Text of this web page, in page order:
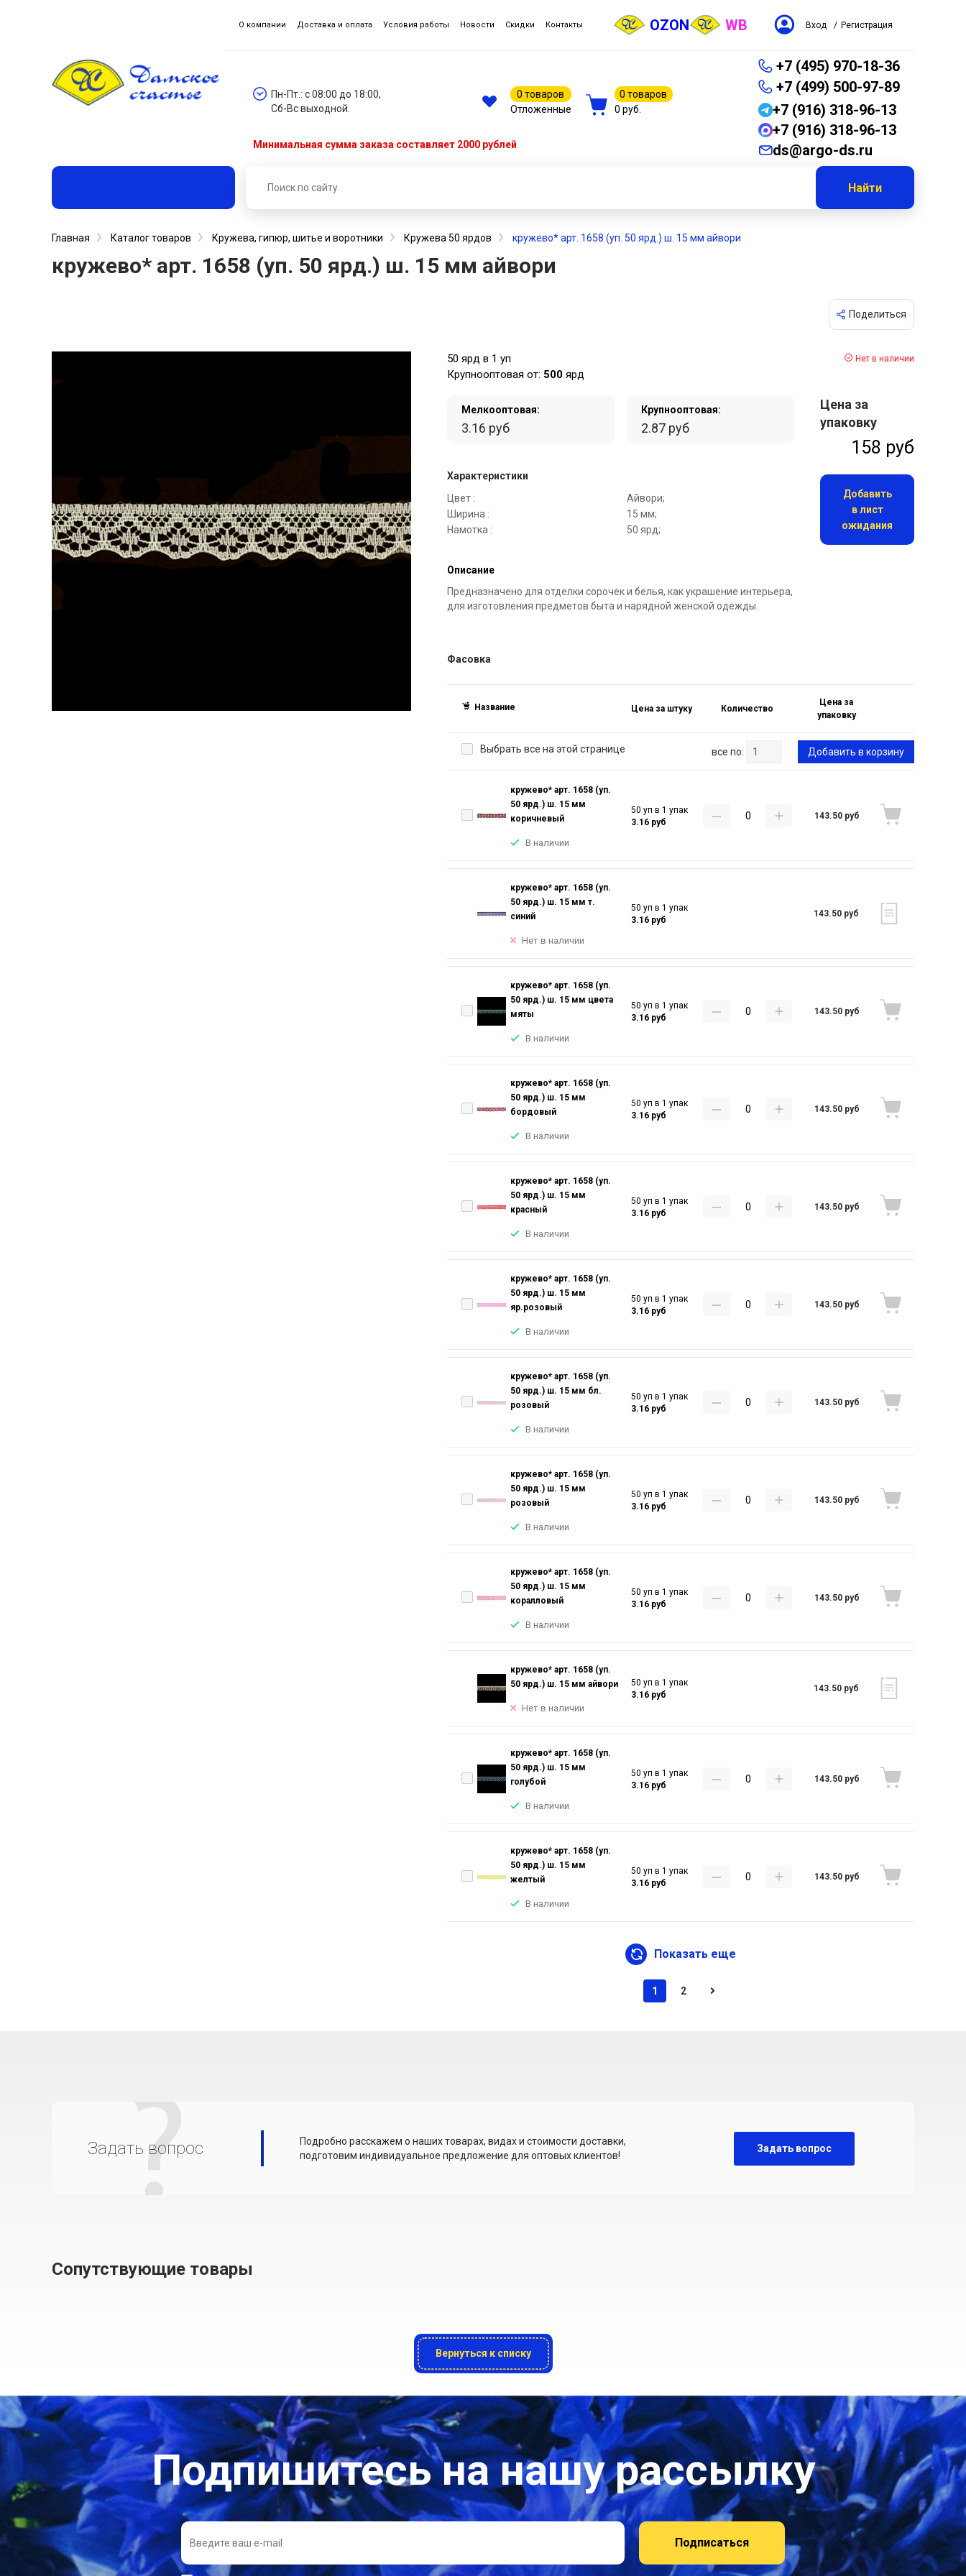
О компании Доставка и оплата Условия работы Новости Скидки Контакты OZON WB Вход / Регистрация
Пн-Пт.: с 08:00 до 18:00,
Сб-Вс выходной.
0 товаров
Отложенные
0 товаров
0 руб.
+7 (495) 970-18-36
+7 (499) 500-97-89
+7 (916) 318-96-13
+7 (916) 318-96-13
ds@argo-ds.ru
Минимальная сумма заказа составляет 2000 рублей
Найти
Главная Каталог товаров Кружева, гипюр, шитье и воротники Кружева 50 ярдов кружево* арт. 1658 (уп. 50 ярд.) ш. 15 мм айвори
кружево* арт. 1658 (уп. 50 ярд.) ш. 15 мм айвори
Поделиться
50 ярд в 1 уп
Крупнооптовая от: 500 ярд
Нет в наличии
Мелкооптовая:
3.16 руб
Крупнооптовая:
2.87 руб
Характеристики
Цвет :
Айвори;
Ширина :
15 мм;
Намотка :
50 ярд;
Описание
Предназначено для отделки сорочек и белья, как украшение интерьера,
для изготовления предметов быта и нарядной женской одежды.
Цена за
упаковку
158 руб
Добавить
в лист
ожидания
Фасовка
Название Цена за штуку Количество
Цена за
упаковку
Выбрать все на этой странице все по: Добавить в корзину
кружево* арт. 1658 (уп.
50 ярд.) ш. 15 мм
коричневый
В наличии
50 уп в 1 упак
3.16 руб
143.50 руб
кружево* арт. 1658 (уп.
50 ярд.) ш. 15 мм т.
синий
Нет в наличии
50 уп в 1 упак
3.16 руб
143.50 руб
кружево* арт. 1658 (уп.
50 ярд.) ш. 15 мм цвета
мяты
В наличии
50 уп в 1 упак
3.16 руб
143.50 руб
кружево* арт. 1658 (уп.
50 ярд.) ш. 15 мм
бордовый
В наличии
50 уп в 1 упак
3.16 руб
143.50 руб
кружево* арт. 1658 (уп.
50 ярд.) ш. 15 мм
красный
В наличии
50 уп в 1 упак
3.16 руб
143.50 руб
кружево* арт. 1658 (уп.
50 ярд.) ш. 15 мм
яр.розовый
В наличии
50 уп в 1 упак
3.16 руб
143.50 руб
кружево* арт. 1658 (уп.
50 ярд.) ш. 15 мм бл.
розовый
В наличии
50 уп в 1 упак
3.16 руб
143.50 руб
кружево* арт. 1658 (уп.
50 ярд.) ш. 15 мм
розовый
В наличии
50 уп в 1 упак
3.16 руб
143.50 руб
кружево* арт. 1658 (уп.
50 ярд.) ш. 15 мм
коралловый
В наличии
50 уп в 1 упак
3.16 руб
143.50 руб
кружево* арт. 1658 (уп.
50 ярд.) ш. 15 мм айвори
Нет в наличии
50 уп в 1 упак
3.16 руб
143.50 руб
кружево* арт. 1658 (уп.
50 ярд.) ш. 15 мм
голубой
В наличии
50 уп в 1 упак
3.16 руб
143.50 руб
кружево* арт. 1658 (уп.
50 ярд.) ш. 15 мм
желтый
В наличии
50 уп в 1 упак
3.16 руб
143.50 руб
Показать еще
1 2
Задать вопрос
Подробно расскажем о наших товарах, видах и стоимости доставки,
подготовим индивидуальное предложение для оптовых клиентов!
Задать вопрос
Сопутствующие товары
Вернуться к списку
Подпишитесь на нашу рассылку
Подписаться